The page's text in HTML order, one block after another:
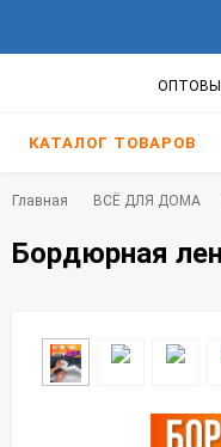
КАТАЛОГ ТОВАРОВ
Главная ВСЁ ДЛЯ ДОМА
Бордюрная